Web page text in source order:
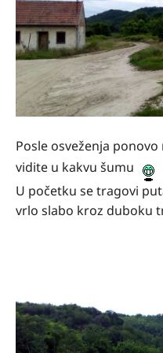
Posle osveženja
vidite u kakvu šumu
U početku se tragovi
vrlo slabo kroz duboku